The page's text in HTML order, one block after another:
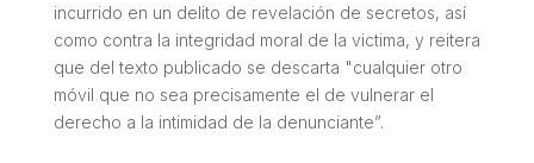
incurrido en un delito de revelación de secretos, así
como contra la integridad moral de la victima, y reitera
que del texto publicado se descarta "cualquier otro
móvil que no sea precisamente el de vulnerar el
derecho a la intimidad de la denunciante”.